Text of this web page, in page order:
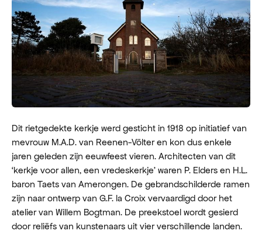
Dit rietgedekte kerkje werd gesticht in 1918 op initiatief van
mevrouw M.A.D. van Reenen-Völter en kon dus enkele
jaren geleden zijn eeuwfeest vieren. Architecten van dit
‘kerkje voor allen, een vredeskerkje’ waren P. Elders en H.L.
baron Taets van Amerongen. De gebrandschilderde ramen
zijn naar ontwerp van G.F. la Croix vervaardigd door het
atelier van Willem Bogtman. De preekstoel wordt gesierd
door reliëfs van kunstenaars uit vier verschillende landen.